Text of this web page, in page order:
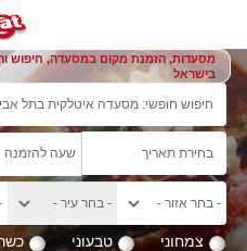
מסעדות, הזמנת מקום במסעדה, חיפוש
בישראל
צמחוני טבעוני